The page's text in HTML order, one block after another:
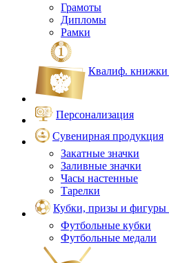
Грамоты
Дипломы
Рамки
Квалиф. книжки
Персонализация
Сувенирная продукция
Закатные значки
Заливные значки
Часы настенные
Тарелки
Кубки, призы и фигуры
Футбольные кубки
Футбольные медали